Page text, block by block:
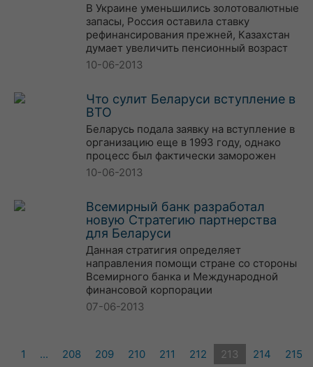
В Украине уменьшились золотовалютные
запасы, Россия оставила ставку
рефинансирования прежней, Казахстан
думает увеличить пенсионный возраст
10-06-2013
Что сулит Беларуси вступление в
ВТО
Беларусь подала заявку на вступление в
организацию еще в 1993 году, однако
процесс был фактически заморожен
10-06-2013
Всемирный банк разработал
новую Стратегию партнерства
для Беларуси
Данная стратигия определяет
направления помощи стране со стороны
Всемирного банка и Международной
финансовой корпорации
07-06-2013
1 ... 208 209 210 211 212 213 214 215